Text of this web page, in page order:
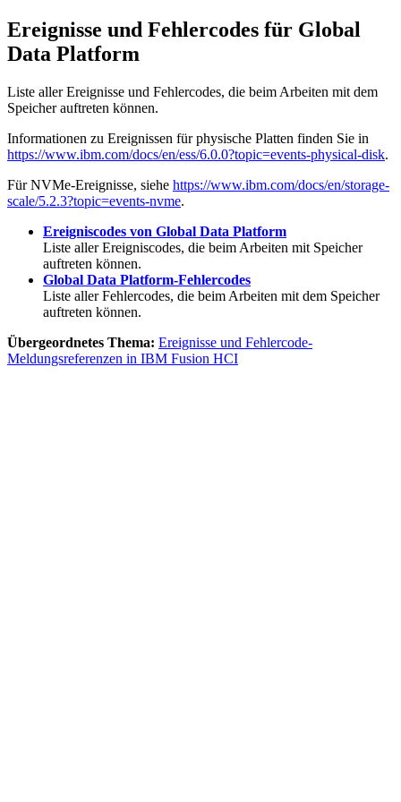
Ereignisse und Fehlercodes für Global
Data Platform
Liste aller Ereignisse und Fehlercodes, die beim Arbeiten mit dem
Speicher auftreten können.
Informationen zu Ereignissen für physische Platten finden Sie in
https://www.ibm.com/docs/en/ess/6.0.0?topic=events-physical-disk.
Für NVMe-Ereignisse, siehe https://www.ibm.com/docs/en/storage-
scale/5.2.3?topic=events-nvme.
Ereigniscodes von Global Data Platform
Liste aller Ereigniscodes, die beim Arbeiten mit Speicher
auftreten können.
Global Data Platform-Fehlercodes
Liste aller Fehlercodes, die beim Arbeiten mit dem Speicher
auftreten können.
Übergeordnetes Thema: Ereignisse und Fehlercode-
Meldungsreferenzen in IBM Fusion HCI